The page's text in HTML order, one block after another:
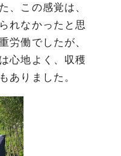
、この感覚は、
れなかったと思
労働でしたが、
心地よく、収穫
ありました。